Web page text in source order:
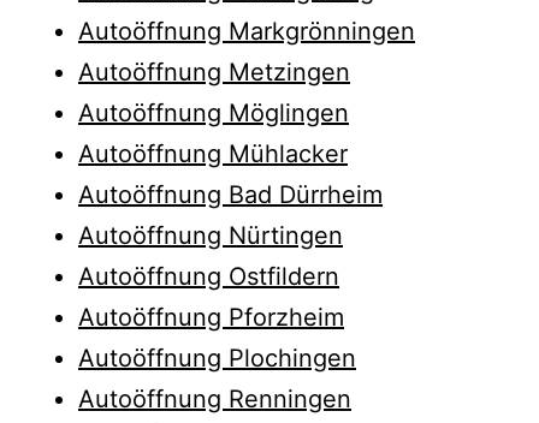
Autoöffnung Markgrönningen
Autoöffnung Metzingen
Autoöffnung Möglingen
Autoöffnung Mühlacker
Autoöffnung Bad Dürrheim
Autoöffnung Nürtingen
Autoöffnung Ostfildern
Autoöffnung Pforzheim
Autoöffnung Plochingen
Autoöffnung Renningen